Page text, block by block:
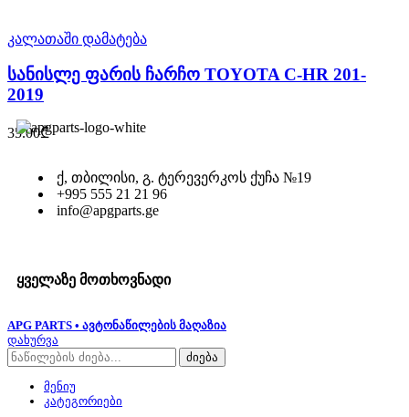
კალათაში დამატება
სანისლე ფარის ჩარჩო TOYOTA C-HR 201-
2019
35.00₾
ქ, თბილისი, გ. ტერევერკოს ქუჩა №19
+995 555 21 21 96
info@apgparts.ge
ყველაზე მოთხოვნადი
APG PARTS • ავტონაწილების მაღაზია
დახურვა
ძიება
მენიუ
კატეგორიები